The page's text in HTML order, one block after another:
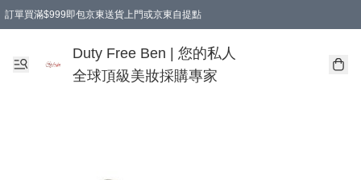
訂單買滿$999即包京東送貨上門或京東自提點
Duty Free Ben | 您的私人
全球頂級美妝採購專家